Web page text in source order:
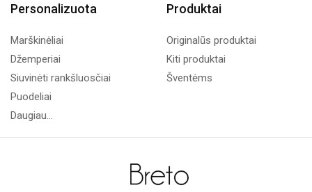
Personalizuota
Marškinėliai
Džemperiai
Siuvinėti rankšluosčiai
Puodeliai
Daugiau...
Produktai
Originalūs produktai
Kiti produktai
Šventėms